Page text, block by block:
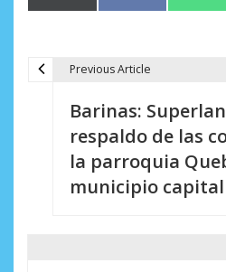
en
(Twitter) en en
Previous Article
Barinas:
respaldo de las
la parroquia
municipio capital